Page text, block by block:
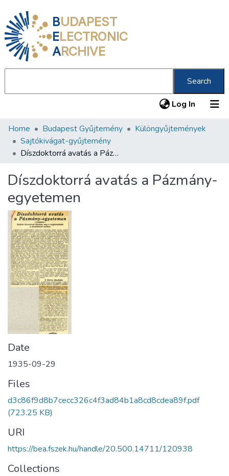
BUDAPEST
ELECTRONIC
ARCHIVE
Search
Log In (current)
Communities & Collections
All of DSpace
About us
Home Budapest Gyűjtemény
Különgyűjtemények
Sajtókivágat-gyűjtemény
Díszdoktorrá avatás a Pázmány-egyetemen
Díszdoktorrá avatás a Pázmány-
egyetemen
Date
1935-09-29
Files
d3c86f9d8b7cecc326c4f3ad84b1a8cd8cdea89f.pdf
(723.25 KB)
URI
https://bea.fszek.hu/handle/20.500.14711/120938
Collections